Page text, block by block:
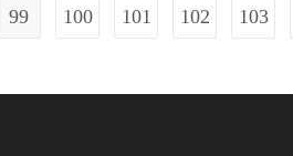
99 100 101 102 103